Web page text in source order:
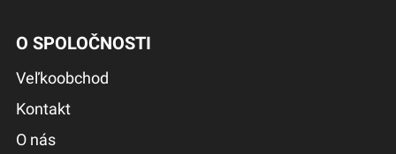
O SPOLOČNOSTI
Veľkoobchod
Kontakt
O nás